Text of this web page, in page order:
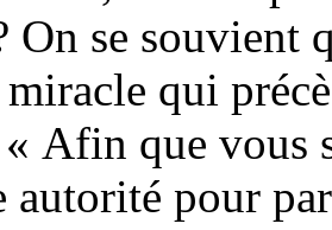
On se souvient
miracle qui
Afin que vous
autorité pour